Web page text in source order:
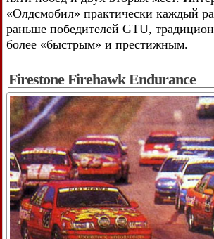
«Олдсмобил» практически каждый
раньше победителей GTU,
более «быстрым» и престижным.
Firestone Firehawk Endurance